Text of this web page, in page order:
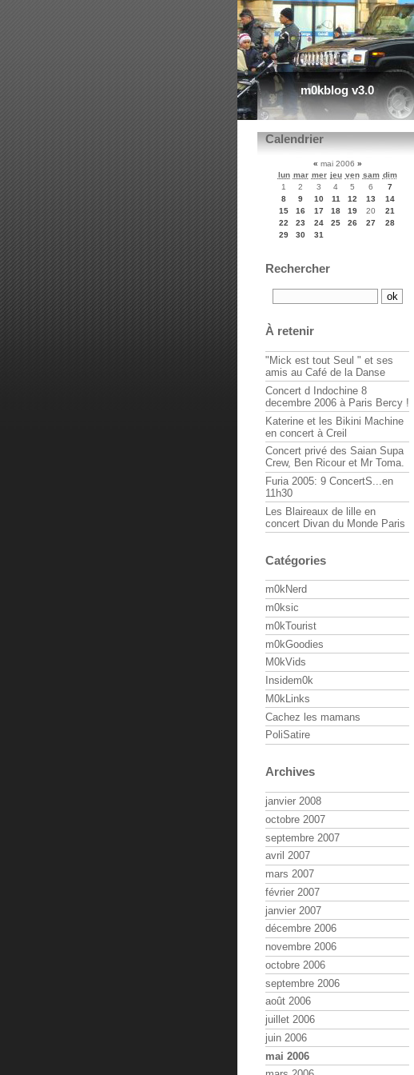
m0kblog v3.0
Calendrier
« mai 2006 »
lun mar mer jeu ven sam dim
1
2 3 4 5 6
7
8
9 10 11 12 13
14
15
16 17 18 19 20
21
22
23 24 25 26 27
28
29
30 31
Rechercher
À retenir
"Mick est tout Seul " et ses
amis au Café de la Danse
Concert d Indochine 8
decembre 2006 à Paris Bercy !
Katerine et les Bikini Machine
en concert à Creil
Concert privé des Saian Supa
Crew, Ben Ricour et Mr Toma.
Furia 2005: 9 ConcertS...en
11h30
Les Blaireaux de lille en
concert Divan du Monde Paris
Catégories
m0kNerd
m0ksic
m0kTourist
m0kGoodies
M0kVids
Insidem0k
M0kLinks
Cachez les mamans
PoliSatire
Archives
janvier 2008
octobre 2007
septembre 2007
avril 2007
mars 2007
février 2007
janvier 2007
décembre 2006
novembre 2006
octobre 2006
septembre 2006
août 2006
juillet 2006
juin 2006
mai 2006